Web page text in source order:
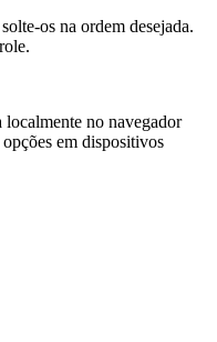
os na ordem desejada.
localmente no navegador
em dispositivos